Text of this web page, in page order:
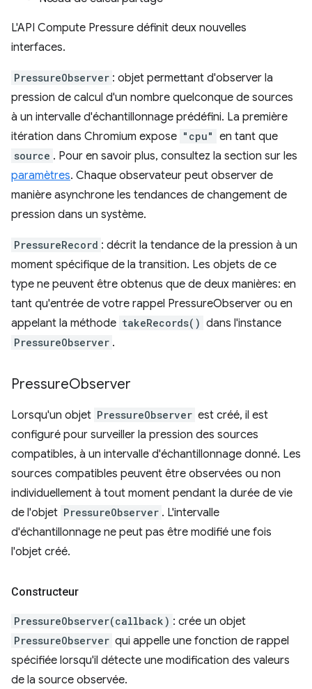
L'API Compute Pressure définit deux nouvelles
interfaces.
PressureObserver : objet permettant d'observer la
pression de calcul d'un nombre quelconque de sources
à un intervalle d'échantillonnage prédéfini. La première
itération dans Chromium expose "cpu" en tant que
source . Pour en savoir plus, consultez la section sur les
paramètres. Chaque observateur peut observer de
manière asynchrone les tendances de changement de
pression dans un système.
PressureRecord : décrit la tendance de la pression à un
moment spécifique de la transition. Les objets de ce
type ne peuvent être obtenus que de deux manières: en
tant qu'entrée de votre rappel PressureObserver ou en
appelant la méthode takeRecords() dans l'instance
PressureObserver .
PressureObserver
Lorsqu'un objet PressureObserver est créé, il est
configuré pour surveiller la pression des sources
compatibles, à un intervalle d'échantillonnage donné. Les
sources compatibles peuvent être observées ou non
individuellement à tout moment pendant la durée de vie
de l'objet PressureObserver . L'intervalle
d'échantillonnage ne peut pas être modifié une fois
l'objet créé.
Constructeur
PressureObserver(callback) : crée un objet
PressureObserver qui appelle une fonction de rappel
spécifiée lorsqu'il détecte une modification des valeurs
de la source observée.